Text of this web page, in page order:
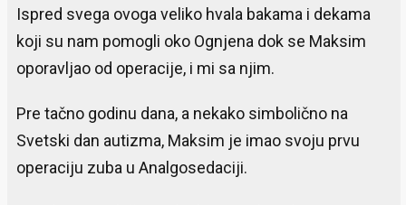
Ispred svega ovoga veliko hvala bakama i dekama
koji su nam pomogli oko Ognjena dok se Maksim
oporavljao od operacije, i mi sa njim.
Pre tačno godinu dana, a nekako simbolično na
Svetski dan autizma, Maksim je imao svoju prvu
operaciju zuba u Analgosedaciji.